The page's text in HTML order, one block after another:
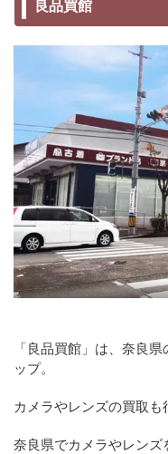
良品買館
「良品買館」は、奈良
ップ。
カメラやレンズの買取も
奈良県でカメラやレンズ